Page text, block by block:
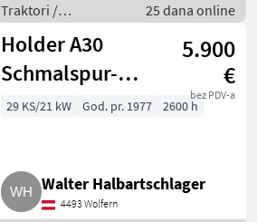
Traktori /
Standardni traktori
(traktori točkaši)
25 dana online
Holder A30
Schmalspur-
Traktor
5.900
€
bez PDV-a
29 KS/21 kW God. pr. 1977 2600 h
Walter Halbartschlager
4493 Wolfern